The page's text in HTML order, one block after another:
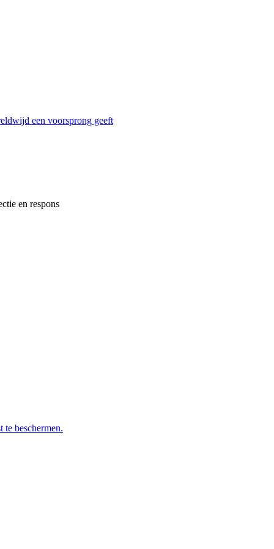
een voorsprong geeft
en respons
beschermen.